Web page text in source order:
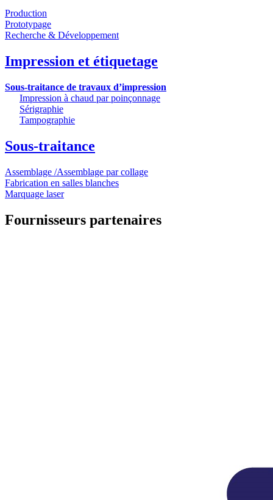
Production
Prototypage
Recherche & Développement
Impression et étiquetage
Sous-traitance de travaux d’impression
Impression à chaud par poinçonnage
Sérigraphie
Tampographie
Sous-traitance
Assemblage /Assemblage par collage
Fabrication en salles blanches
Marquage laser
Fournisseurs partenaires